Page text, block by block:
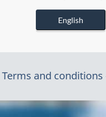
English
Terms and conditions